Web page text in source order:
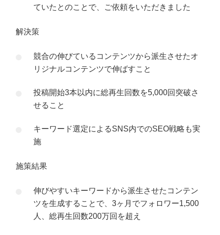
ていたとのことで、ご依頼をいただきました
解決策
競合の伸びているコンテンツから派生させたオ
リジナルコンテンツで伸ばすこと
投稿開始3本以内に総再生回数を5,000回突破さ
せること
キーワード選定によるSNS内でのSEO戦略も実
施
施策結果
伸びやすいキーワードから派生させたコンテン
ツを生成することで、3ヶ月でフォロワー1,500
人、総再生回数200万回を超え